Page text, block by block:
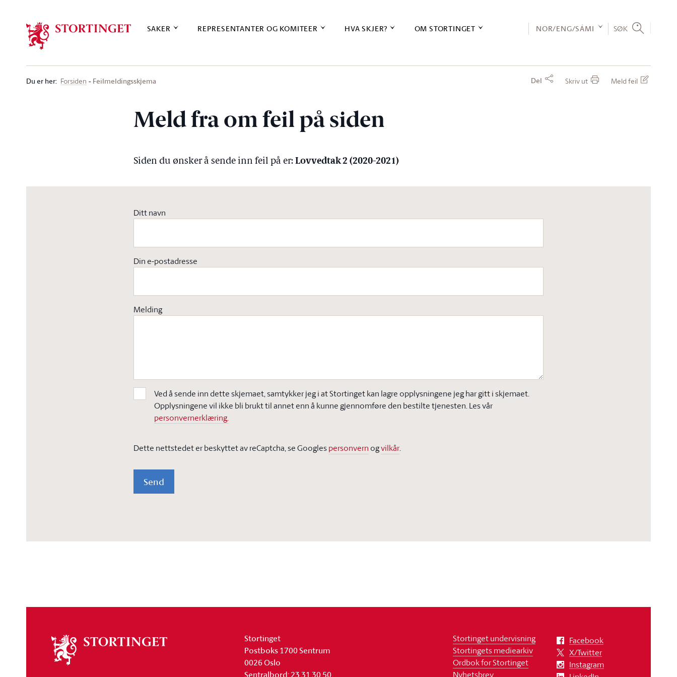
SAKER REPRESENTANTER OG KOMITEER HVA SKJER? OM STORTINGET NOR/ENG/SÁMI SØK
Du er her: Forsiden Feilmeldingsskjema Del Skriv ut Meld feil
Meld fra om feil på siden
Siden du ønsker å sende inn feil på er:Lovvedtak 2 (2020-2021)
Ditt navn
Din e-postadresse
Melding
Ved å sende inn dette skjemaet, samtykker jeg i at Stortinget kan lagre opplysningene jeg har gitt i skjemaet.
Opplysningene vil ikke bli brukt til annet enn å kunne gjennomføre den bestilte tjenesten. Les vår
personvernerklæring.
Dette nettstedet er beskyttet av reCaptcha, se Googlespersonvern ogvilkår.
Send
stortinget
Stortinget
Postboks 1700 Sentrum
0026 Oslo
Sentralbord: 23 31 30 50
Stortinget undervisning
Stortingets mediearkiv
Ordbok for Stortinget
Nyhetsbrev
Facebook
X/Twitter
Instagram